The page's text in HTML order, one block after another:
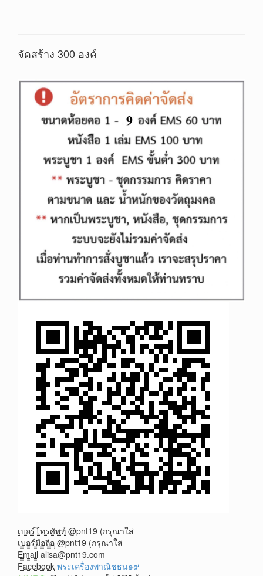
จัดสร้าง 300 องค์
เบอร์โทรศัพท์ @pnt19 (กรุณาใส่
เบอร์มือถือ @pnt19 (กรุณาใส่
Email alisa@pnt19.com
Facebook พระเครื่องพาณิชธน๑๙